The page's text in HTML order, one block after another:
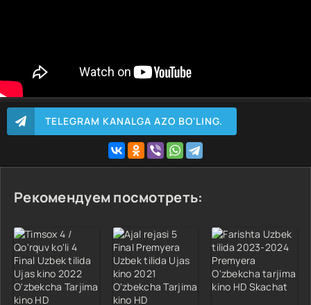
TELEGRAM KANALGA AZO BO'LING.
Рекомендуем посмотреть: